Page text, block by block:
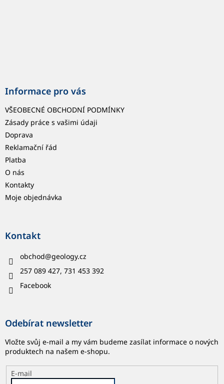
Informace pro vás
VŠEOBECNÉ OBCHODNÍ PODMÍNKY
Zásady práce s vašimi údaji
Doprava
Reklamační řád
Platba
O nás
Kontakty
Moje objednávka
Kontakt
obchod@geology.cz
257 089 427, 731 453 392
Facebook
Odebírat newsletter
Vložte svůj e-mail a my vám budeme zasílat informace o nových
produktech na našem e-shopu.
E-mail